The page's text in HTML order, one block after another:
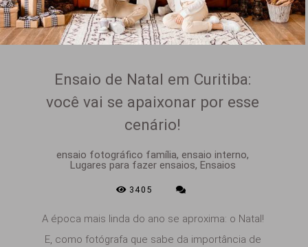
Ensaio de Natal em Curitiba:
você vai se apaixonar por esse
cenário!
ensaio fotográfico família, ensaio interno,
Lugares para fazer ensaios, Ensaios
3405
A época mais linda do ano se aproxima: o Natal!
E, como fotógrafa que sabe da importância de